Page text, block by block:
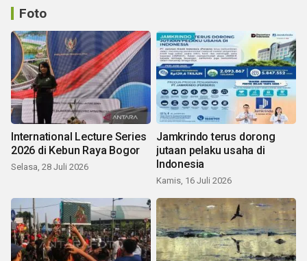
Foto
International Lecture Series
2026 di Kebun Raya Bogor
Selasa, 28 Juli 2026
Jamkrindo terus dorong
jutaan pelaku usaha di
Indonesia
Kamis, 16 Juli 2026